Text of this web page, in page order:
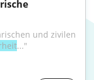
und zivilen
..."